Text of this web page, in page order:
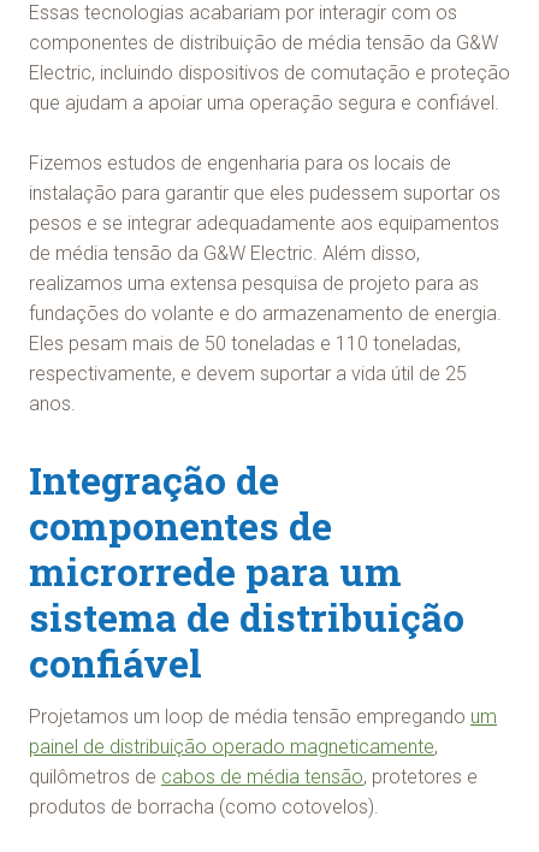
Essas tecnologias acabariam por interagir com os
componentes de distribuição de média tensão da G&W
Electric, incluindo dispositivos de comutação e proteção
que ajudam a apoiar uma operação segura e confiável.
Fizemos estudos de engenharia para os locais de
instalação para garantir que eles pudessem suportar os
pesos e se integrar adequadamente aos equipamentos
de média tensão da G&W Electric. Além disso,
realizamos uma extensa pesquisa de projeto para as
fundações do volante e do armazenamento de energia.
Eles pesam mais de 50 toneladas e 110 toneladas,
respectivamente, e devem suportar a vida útil de 25
anos.
Integração de
componentes de
microrrede para um
sistema de distribuição
confiável
Projetamos um loop de média tensão empregando um
painel de distribuição operado magneticamente,
quilômetros de cabos de média tensão, protetores e
produtos de borracha (como cotovelos).